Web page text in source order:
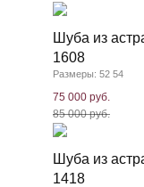
Шуба из
1608
Размеры: 52 54
75 000 руб.
85 000 руб.
Шуба из
1418